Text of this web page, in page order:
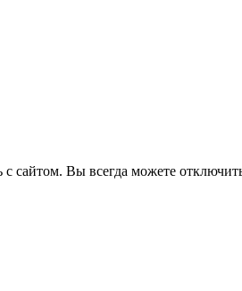
сайтом. Вы всегда можете